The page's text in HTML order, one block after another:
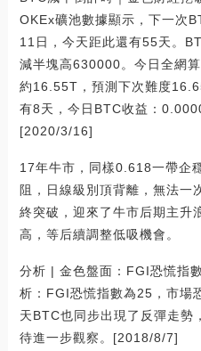
OKEx礦池數據顯示，下一次
11日，今天距此還有55天。
減半塊高630000。今日全網
約16.55T，預測下次難度
有8天，今日BTC收益：
[2020/3/16]
17年牛市，同樣0.618一帶企
阻，日線級別頂背離，無法一
終突破，迎來了牛市后期主升
高，等后續調整低吸機會。
分析 | 金色盤面：FGI恐慌指
析：FGI恐慌指數為25，市場
天BTC也同步出現了反彈走勢
待進一步觀察。[2018/8/7]